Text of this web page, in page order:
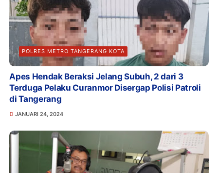
POLRES METRO TANGERANG KOTA
Apes Hendak Beraksi Jelang Subuh, 2 dari 3
Terduga Pelaku Curanmor Disergap Polisi Patroli
di Tangerang
JANUARI 24, 2024